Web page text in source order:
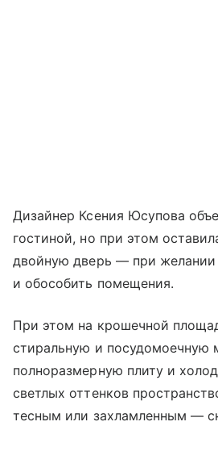
Дизайнер Ксения Юсупова
гостиной, но при этом
двойную дверь — при
и обособить помещения.
При этом на крошечной
стиральную и посудомоечную
полноразмерную плиту и
светлых оттенков
тесным или захламленным —